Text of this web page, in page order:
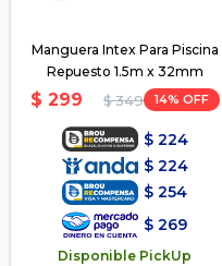
Manguera Intex Para Piscina
Repuesto 1.5m x 32mm
$ 299 $ 349 14
$ 224
$ 224
$ 254
$ 269
Disponible PickUp